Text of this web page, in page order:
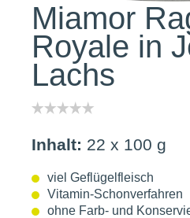
Miamor
Royale in
Lachs
Inhalt: 22 x 100 g
viel Geflügelfleisch
Vitamin-Schonverfahren
ohne Farb- und